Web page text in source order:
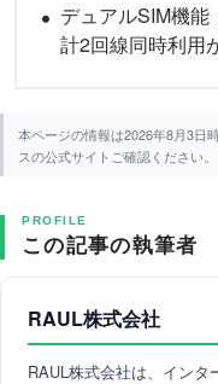
デュアルSIM機
計2回線同時利用
本ページの情報は2026年8月3日
スの公式サイトご確認ください。
PROFILE
この記事の執筆者
RAUL株式会社
RAUL株式会社は、イン